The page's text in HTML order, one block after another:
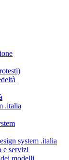
.italia
system .italia
e servizi
modelli